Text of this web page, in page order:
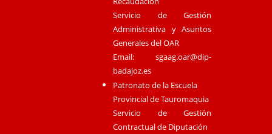
Servicio de Gestión
Administrativa y Asuntos
Generales del OAR
Email:sgaag.oar@dip-
badajoz.es
Patronato de la Escuela
Provincial de Tauromaquia
Servicio de Gestión
Contractual de Diputación